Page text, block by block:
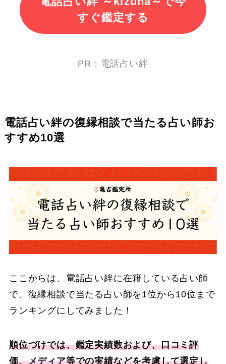
すぐ鑑定する
PR：電話占い絆
電話占い絆の復縁相談で当たる占い師お
すすめ10選
ここからは、電話占い絆に在籍している占い師
で、復縁相談で当たる占い師を1位から10位まで
ランキングにしてみました！
順位づけでは、鑑定実績数および、口コミ評
価、メディア等での実績などを考慮して選定し